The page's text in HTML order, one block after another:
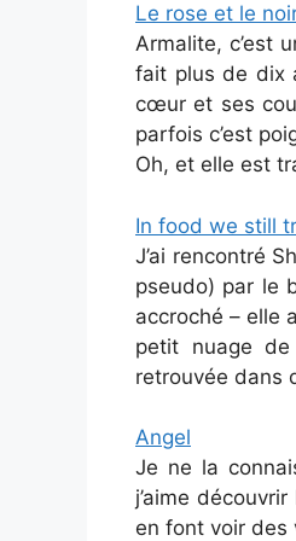
Le rose et le
Armalite, c’est
fait plus de dix
cœur et ses
parfois c’est
Oh, et elle est
In food we still
J’ai rencontré
pseudo) par le
accroché – elle
petit nuage
retrouvée dans
Angel
Je ne la
j’aime
en font voir des